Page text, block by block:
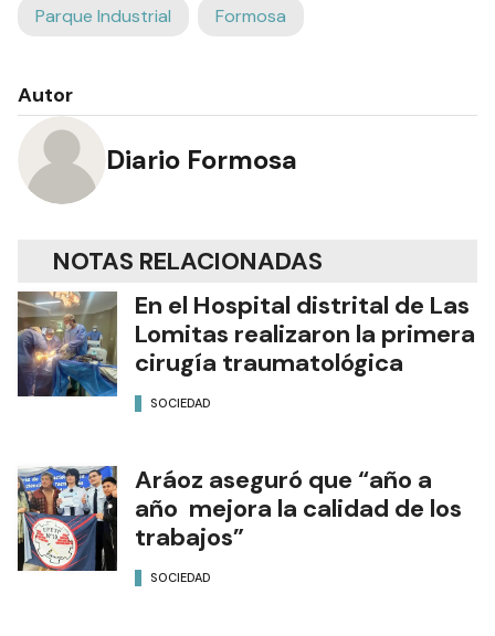
Parque Industrial Formosa
Autor
Diario Formosa
NOTAS RELACIONADAS
En el Hospital distrital de Las
Lomitas realizaron la primera
cirugía traumatológica
SOCIEDAD
Aráoz aseguró que “año a
año mejora la calidad de los
trabajos”
SOCIEDAD